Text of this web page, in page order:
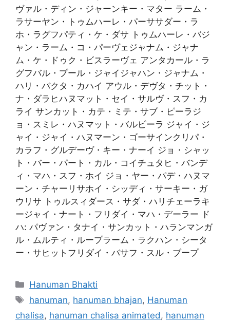
ヴァル・ディン・ジャーンキー・マター ラーム・
ラサーヤン・トゥムハーレ・パーササダー・ラ
ホ・ラグフパティ・ケ・ダサ トゥムハーレ・バジ
ャン・ラーム・コ・パーヴェジャナム・ジャナ
ム・ケ・ドゥク・ビスラーヴェ アンタカール・ラ
グフバル・プール・ジャイジャハン・ジャナム・
ハリ・バクタ・カハイ アウル・デヴタ・チット・
ナ・ダラヒハヌマット・セイ・サルヴ・スフ・カ
ライ サンカット・カテ・ミテ・サブ・ピーラジ
ョ・スミレ・ハヌマット・バルビーラ ジャイ・ジ
ャイ・ジャイ・ハヌマーン・ゴーサインクリパ・
カラフ・グルデーヴ・キー・ナーイ ジョ・シャッ
ト・バー・パート・カル・コイチュタヒ・バンデ
ィ・マハ・スフ・ホイ ジョ・ヤー・パデ・ハヌマ
ーン・チャーリサホイ・シッディ・サーキー・ガ
ウリサ トゥルスィダース・サダ・ハリチェーラキ
ージャイ・ナート・フリダイ・マハ・デーラー ド
ハ: パヴァン・タナイ・サンカット・ハランマンガ
ル・ムルティ・ループラーム・ラクハン・シータ
ー・サヒットフリダイ・バサフ・スル・ブープ
Categories
Hanuman Bhakti
Tags
hanuman, hanuman bhajan, Hanuman
chalisa, hanuman chalisa animated , hanuman